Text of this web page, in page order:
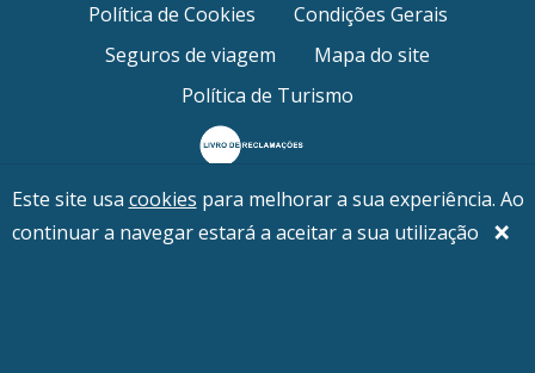
Política de Cookies
Condições Gerais
Seguros de viagem
Mapa do site
Política de Turismo
© 2026 Go Discover / Forumlogy - Viagens e Turismo,
Lda. — RNAVT 2683 / NIF 508 323 576
Este site usa cookies para melhorar a sua experiência. Ao
continuar a navegar estará a aceitar a sua utilização
×